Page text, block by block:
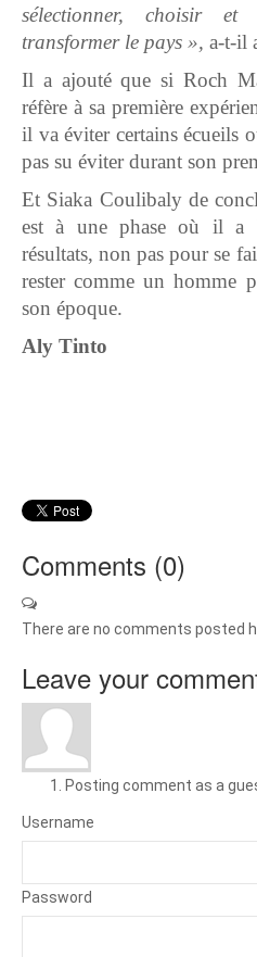
sélectionner, choisir
transformer le pays », a-t-il
Il a ajouté que si Roch
réfère à sa première
il va éviter certains écueils
pas su éviter durant son
Et Siaka Coulibaly de
est à une phase où il a
résultats, non pas pour se
rester comme un homme
son époque.
Aly Tinto
Comments (0)
There are no comments posted
Leave your
Posting comment as a
Username
Password